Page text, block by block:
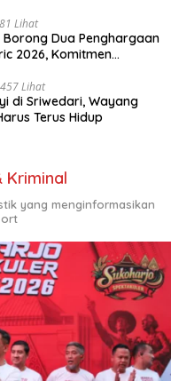
Lihat
Dua Penghargaan
2026, Komitmen
Lihat
di Sriwedari, Wayang
Terus Hidup
Kriminal
yang menginformasikan